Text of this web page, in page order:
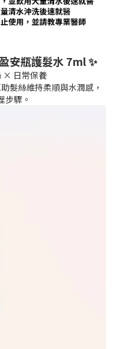
安瓶護髮水 7ml ✨
× 日常保養
髮絲維持柔順與水潤感，
步驟。